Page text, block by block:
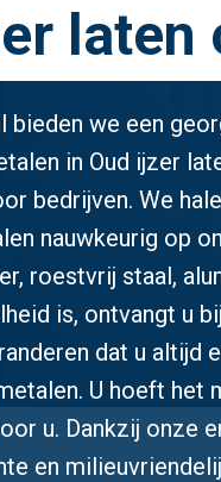
laten
bieden we een
in Oud ijzer
bedrijven. We
nauwkeurig op
roestvrij staal,
is, ontvangt u
dat u altijd
U hoeft het
u. Dankzij onze
en